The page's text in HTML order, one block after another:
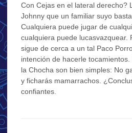
Con Cejas en el lateral derecho?
Johnny que un familiar suyo
Cualquiera puede jugar de
cualquiera puede lucasvazquear.
sigue de cerca a un tal Paco
intención de hacerle
la Chocha son bien simples: No
y ficharás mamarrachos.
confiantes.